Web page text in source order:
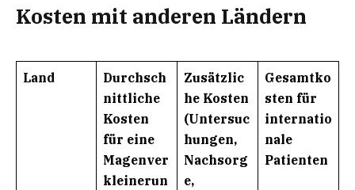
Kosten mit anderen Ländern
Land
Durchsch
nittliche
Kosten
für eine
Magenver
kleinerun
Zusätzlic
he Kosten
(Untersuc
hungen,
Nachsorg
e,
Gesamtko
sten für
internatio
nale
Patienten